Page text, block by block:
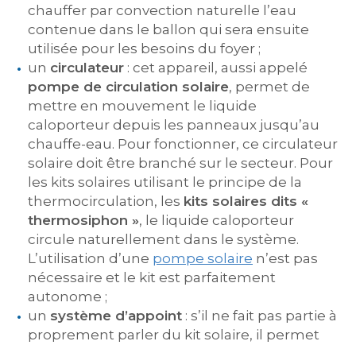
chauffer par convection naturelle l’eau
contenue dans le ballon qui sera ensuite
utilisée pour les besoins du foyer ;
un circulateur : cet appareil, aussi appelé
pompe de circulation solaire, permet de
mettre en mouvement le liquide
caloporteur depuis les panneaux jusqu’au
chauffe-eau. Pour fonctionner, ce circulateur
solaire doit être branché sur le secteur. Pour
les kits solaires utilisant le principe de la
thermocirculation, les kits solaires dits «
thermosiphon », le liquide caloporteur
circule naturellement dans le système.
L’utilisation d’une pompe solaire n’est pas
nécessaire et le kit est parfaitement
autonome ;
un système d’appoint : s’il ne fait pas partie à
proprement parler du kit solaire, il permet